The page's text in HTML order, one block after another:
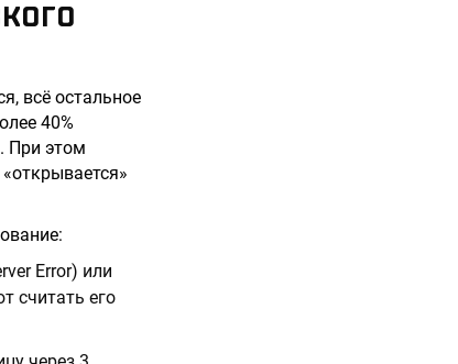
всё остальное
40%
При этом
Error) или
считать его